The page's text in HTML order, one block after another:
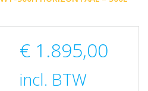
€1.895,00
incl. BTW